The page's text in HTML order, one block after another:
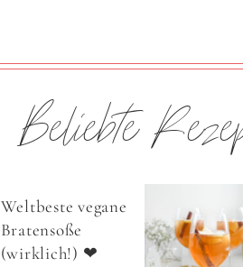
Beliebte
Weltbeste vegane
Bratensoße
(wirklich!) ❤